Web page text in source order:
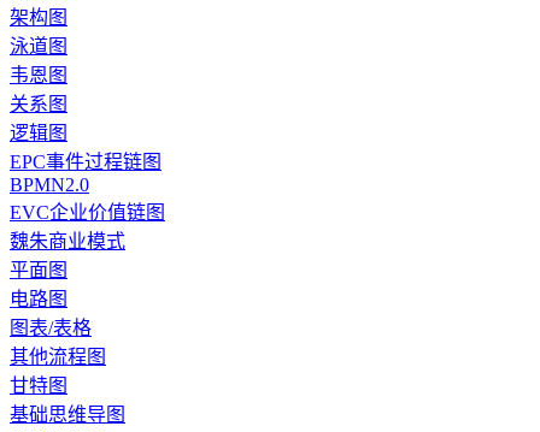
架构图
泳道图
韦恩图
关系图
逻辑图
EPC事件过程链图
BPMN2.0
EVC企业价值链图
魏朱商业模式
平面图
电路图
图表/表格
其他流程图
甘特图
基础思维导图